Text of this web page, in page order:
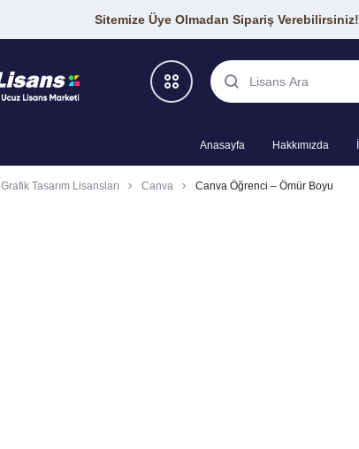
Sitemize Üye Olmadan Sipariş Verebilirsiniz!
Anasayfa Hakkımızda
Grafik Tasarım Lisansları Canva Canva Öğrenci – Ömür Boyu